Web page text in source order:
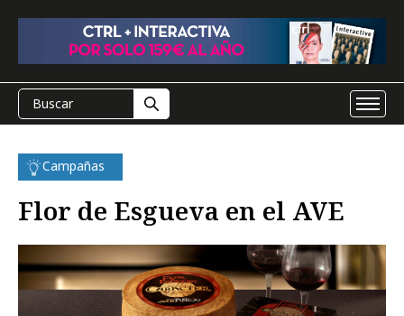
Campañas
Flor de Esgueva en el AVE